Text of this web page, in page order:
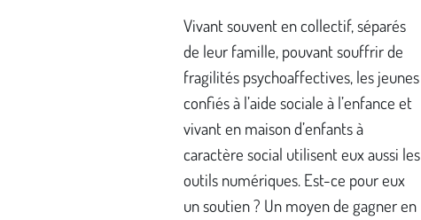
Vivant souvent en collectif, séparés
de leur famille, pouvant souffrir de
fragilités psychoaffectives, les jeunes
confiés à l’aide sociale à l’enfance et
vivant en maison d’enfants à
caractère social utilisent eux aussi les
outils numériques. Est-ce pour eux
un soutien ? Un moyen de gagner en